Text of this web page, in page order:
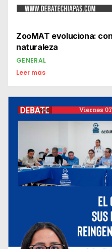
ZooMAT evoluciona:
naturaleza
GENERAL
Leer mas